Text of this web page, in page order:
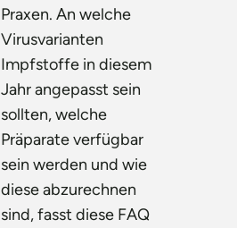
Praxen. An welche
Virusvarianten
Impfstoffe in diesem
Jahr angepasst sein
sollten, welche
Präparate verfügbar
sein werden und wie
diese abzurechnen
sind, fasst diese FAQ